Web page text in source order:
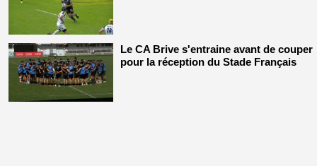
Le CA Brive s'entraine avant de couper
pour la réception du Stade Français